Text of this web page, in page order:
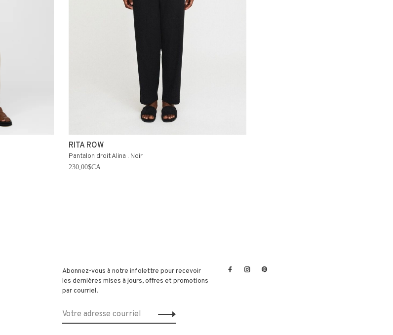
RITA ROW
Pantalon droit Alina . Noir
230,00$CA
Abonnez-vous à notre infolettre pour recevoir
les dernières mises à jours, offres et promotions
par courriel.